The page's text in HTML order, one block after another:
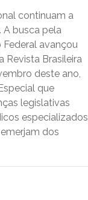
continuam a
busca pela
Federal avançou
Revista Brasileira
deste ano,
que
legislativas
especializados
dos